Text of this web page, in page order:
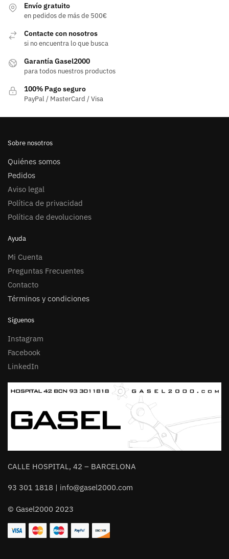
Las
se
elegir
página
de
Envío gratuito
en pedidos de más de 500€
Contacte con nosotros
si no encuentra lo que busca
Garantía Gasel2000
para todos nuestros productos
100% Pago seguro
PayPal / MasterCard / Visa
Sobre nosotros
Quiénes somos
Pedidos
Aviso legal
Política de privacidad
Política de devoluciones
Ayuda
Mi Cuenta
Preguntas Frecuentes
Contacto
Términos y condiciones
Síguenos
Instagram
Facebook
LinkedIn
CALLE HOSPITAL, 42 – BARCELONA
93 301 1818 | info@gasel2000.com
© Gasel2000 2023